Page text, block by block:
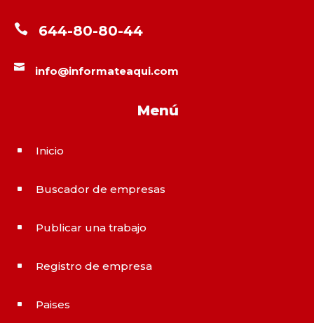
 644-80-80-44
 info@informateaqui.com
Menú
^ Inicio
^ Buscador de empresas
^ Publicar una trabajo
^ Registro de empresa
^ Paises